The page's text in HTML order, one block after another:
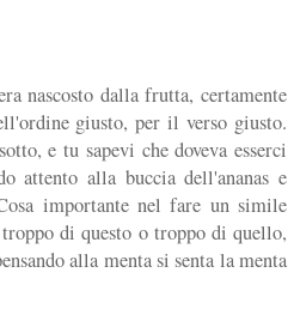
nascosto dalla frutta, certamente
giusto, per il verso giusto.
e tu sapevi che doveva esserci
attento alla buccia dell'ananas e
importante nel fare un simile
di questo o troppo di quello,
alla menta si senta la menta